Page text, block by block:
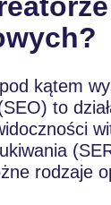
kątem
to
rodzaje